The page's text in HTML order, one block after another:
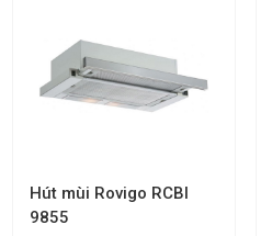
Hút mùi Rovigo RCBI
9855